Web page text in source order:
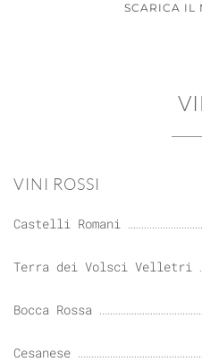
SCARICA IL
VINI ROSSI
Castelli Romani
Terra dei Volsci Velletri
Bocca Rossa
Cesanese